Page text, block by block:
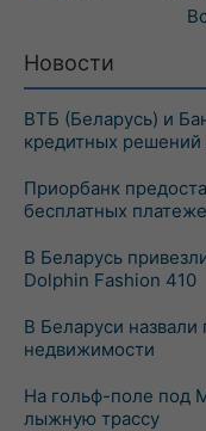
Новости
ВТБ (Беларусь) и
кредитных
Приорбанк
бесплатных
В Беларусь
Dolphin Fashion 410
В Беларуси
недвижимости
На гольф-поле под
лыжную трассу